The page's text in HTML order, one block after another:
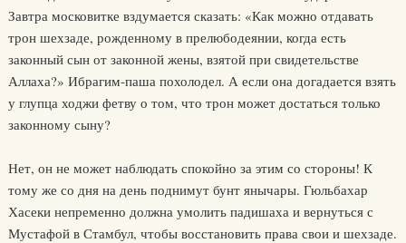
Завтра московитке вздумается сказать: «Как можно отдавать
трон шехзаде, рожденному в прелюбодеянии, когда есть
законный сын от законной жены, взятой при свидетельстве
Аллаха?» Ибрагим-паша похолодел. А если она догадается взять
у глупца ходжи фетву о том, что трон может достаться только
законному сыну?
Нет, он не может наблюдать спокойно за этим со стороны! К
тому же со дня на день поднимут бунт янычары. Гюльбахар
Хасеки непременно должна умолить падишаха и вернуться с
Мустафой в Стамбул, чтобы восстановить права свои и шехзаде.